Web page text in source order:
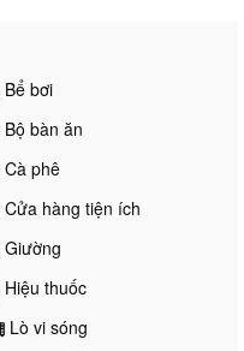
Bể bơi
Bộ bàn ăn
Cà phê
Cửa hàng tiện ích
Giường
Hiệu thuốc
Lò vi sóng